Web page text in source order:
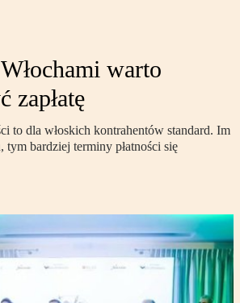
warto
zapłatę
to dla włoskich kontrahentów standard. Im
tym bardziej terminy płatności się